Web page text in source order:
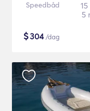
Speedbåd
5
$304/dag